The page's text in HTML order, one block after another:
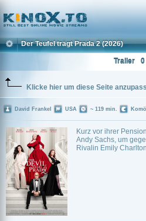
Home
Der Teufel trägt Prada 2 (2026)
Trailer
Klicke hier um diese Seite
Kurz vor ihrer
Andy Sachs, um
Rivalin Emily
David Frankel USA ~ 119 min.